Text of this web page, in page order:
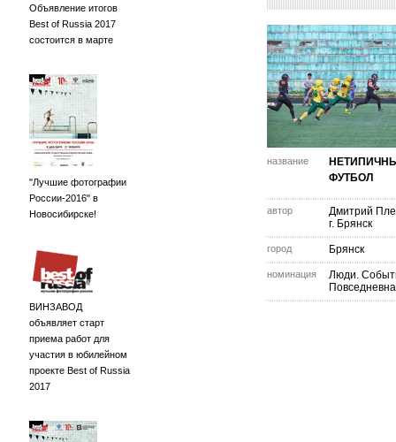
Объявление итогов
Best of Russia 2017
состоится в марте
"Лучшие фотографии
России-2016" в
Новосибирске!
ВИНЗАВОД
объявляет старт
приема работ для
участия в юбилейном
проекте Best of Russia
2017
название
ФУТБОЛ
автор
Дмитрий
г. Брянск
город Брянск
номинация
Люди.